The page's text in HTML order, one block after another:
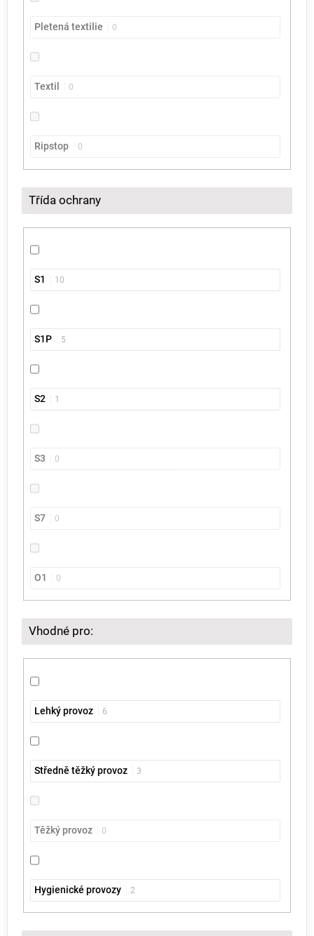
Pletená textilie 0
Textil 0
Ripstop 0
Třída ochrany
S1 10
S1P 5
S2 1
S3 0
S7 0
O1 0
Vhodné pro:
Lehký provoz 6
Středně těžký provoz 3
Těžký provoz 0
Hygienické provozy 2